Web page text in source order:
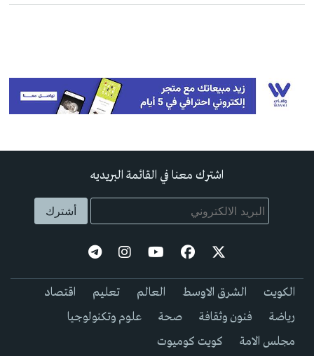
اشترك معنا في القائمة البريديه
الكويت الشرق الاوسط العالم تعليم
اقتصاد
رياضة
فنون وثقافة صحة
علوم وتكنولوجيا
مجلس الامة
كويت كوميوت